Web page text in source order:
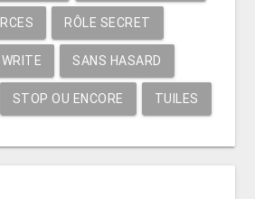
RÔLE SECRET
SANS HASARD
STOP OU ENCORE TUILES